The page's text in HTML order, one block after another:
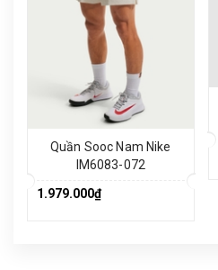
Quần Sooc Nam Nike
IM6083-072
1.979.000₫